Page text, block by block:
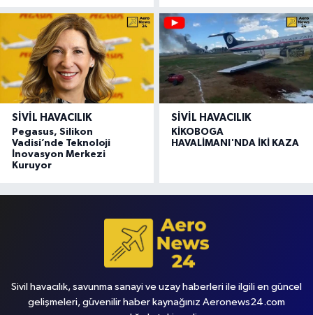
SIVIL HAVACILIK
Pegasus, Silikon
Vadisi’nde Teknoloji
İnovasyon Merkezi
Kuruyor
SIVIL HAVACILIK
KİKOBOGA
HAVALİMANI'NDA İKİ KAZA
Sivil havacılık, savunma sanayi ve uzay haberleri ile ilgili en güncel
gelişmeleri, güvenilir haber kaynağınız Aeronews24.com